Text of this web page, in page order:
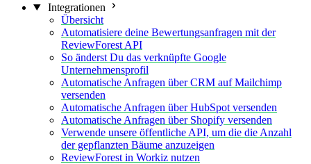
Integrationen
Übersicht
Automatisiere deine Bewertungsanfragen mit der
ReviewForest API
So änderst Du das verknüpfte Google
Unternehmensprofil
Automatische Anfragen über CRM auf Mailchimp
versenden
Automatische Anfragen über HubSpot versenden
Automatische Anfragen über Shopify versenden
Verwende unsere öffentliche API, um die die Anzahl
der gepflanzten Bäume anzuzeigen
ReviewForest in Workiz nutzen